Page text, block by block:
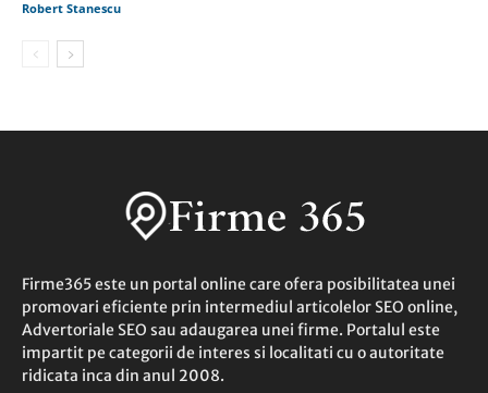
Robert Stanescu
Firme365 este un portal online care ofera posibilitatea unei
promovari eficiente prin intermediul articolelor SEO online,
Advertoriale SEO sau adaugarea unei firme. Portalul este
impartit pe categorii de interes si localitati cu o autoritate
ridicata inca din anul 2008.